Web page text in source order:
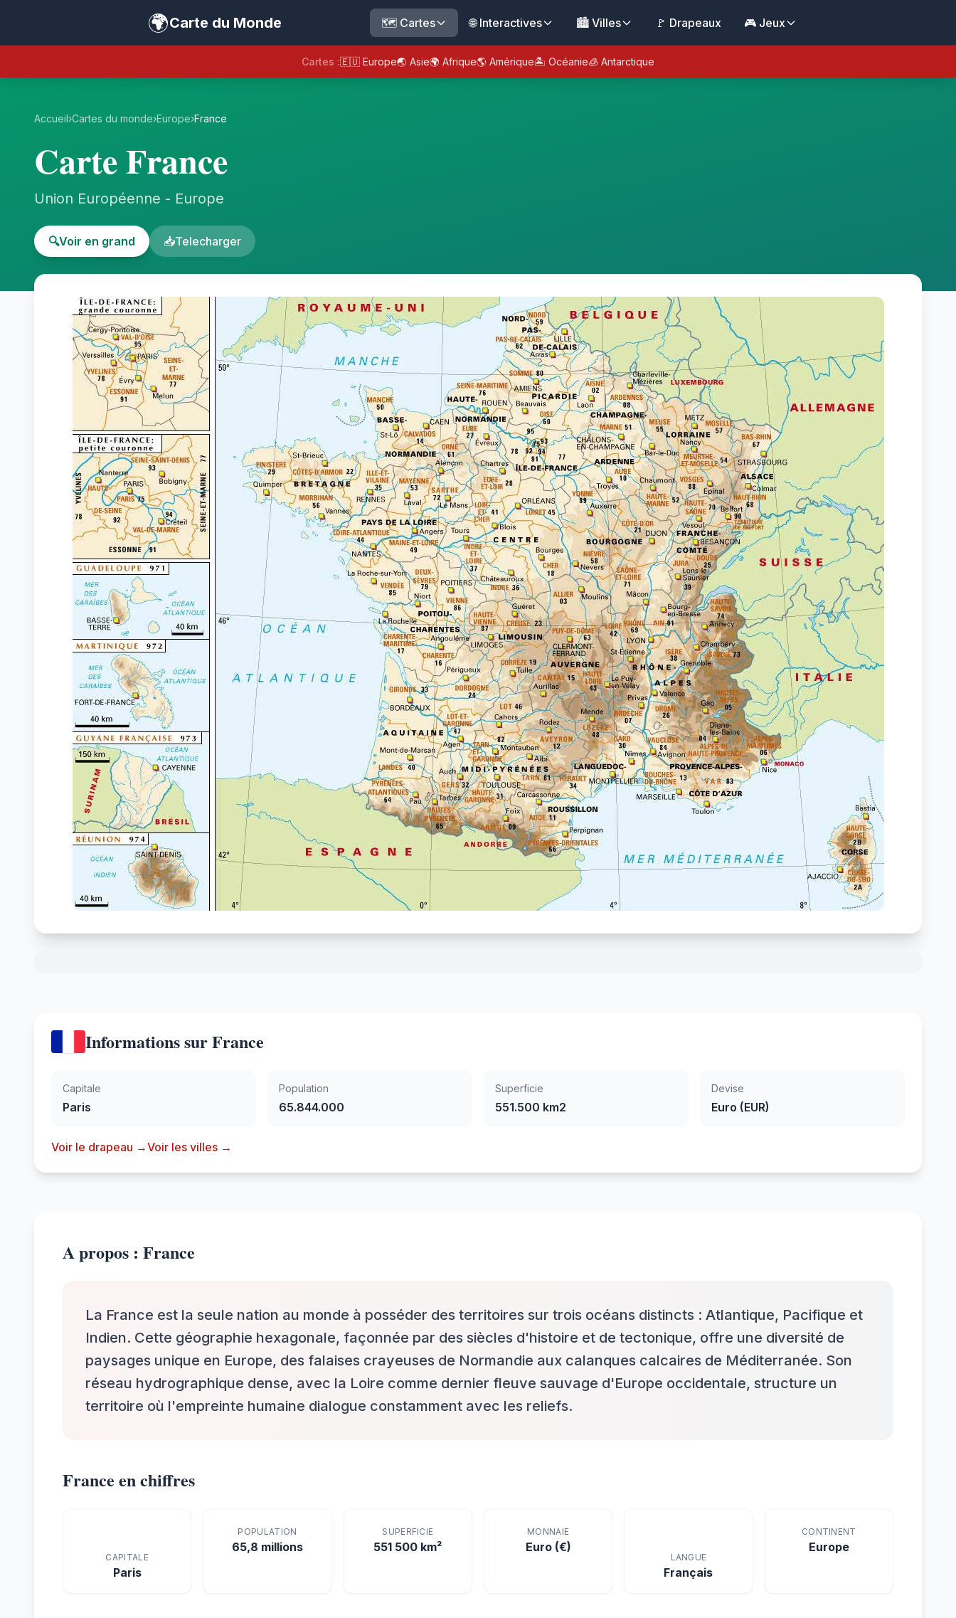
🌍Carte du Monde 🗺️ Cartes 🌐 Interactives 🏙️ Villes 🚩 Drapeaux 🎮 Jeux
Cartes :🇪🇺 Europe🌏 Asie🌍 Afrique🌎 Amérique🏝️ Océanie🧊 Antarctique
Accueil›Cartes du monde›Europe›France
Carte France
Union Européenne - Europe
🔍Voir en grand 📥Telecharger
Informations sur France
Capitale
Paris
Population
65.844.000
Superficie
551.500 km2
Devise
Euro (EUR)
Voir le drapeau →Voir les villes →
A propos : France
La France est la seule nation au monde à posséder des territoires sur trois océans distincts : Atlantique, Pacifique et
Indien. Cette géographie hexagonale, façonnée par des siècles d'histoire et de tectonique, offre une diversité de
paysages unique en Europe, des falaises crayeuses de Normandie aux calanques calcaires de Méditerranée. Son
réseau hydrographique dense, avec la Loire comme dernier fleuve sauvage d'Europe occidentale, structure un
territoire où l'empreinte humaine dialogue constamment avec les reliefs.
France en chiffres
CAPITALE
Paris
POPULATION
65,8 millions
SUPERFICIE
551 500 km²
MONNAIE
Euro (€)
LANGUE
Français
CONTINENT
Europe